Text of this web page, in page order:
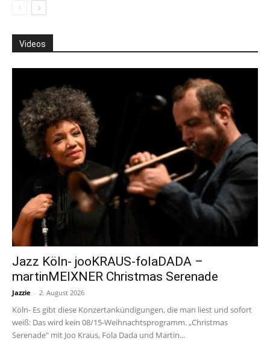
Videos
Jazz Köln- jooKRAUS-folaDADA –
martinMEIXNER Christmas Serenade
Jazzie - 2. August 2026
Köln- Es gibt diese Konzertankündigungen, die man liest und sofort
weiß: Das wird kein 08/15-Weihnachtsprogramm. „Christmas
Serenade" mit Joo Kraus, Fola Dada und Martin...